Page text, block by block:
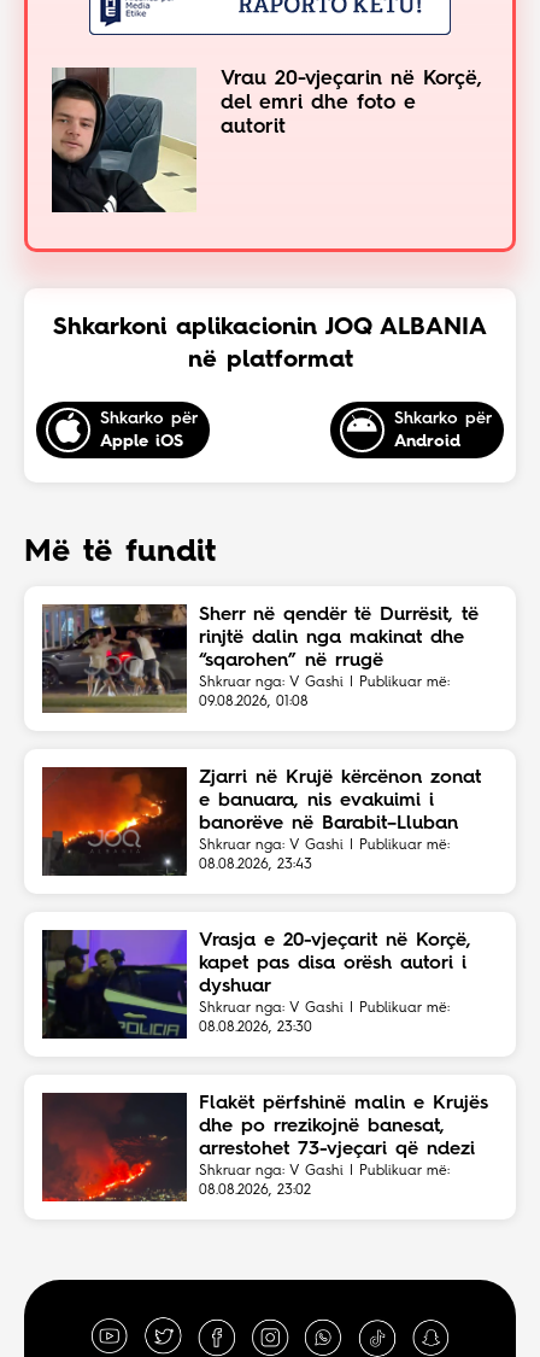
Vrau 20-vjeçarin në Korçë,
del emri dhe foto e
autorit
Shkarkoni aplikacionin JOQ ALBANIA
në platformat
Shkarko për
Apple iOS
Shkarko për
Android
Më të fundit
Sherr në qendër të Durrësit, të
rinjtë dalin nga makinat dhe
“sqarohen” në rrugë
Shkruar nga: V Gashi | Publikuar më:
09.08.2026, 01:08
Zjarri në Krujë kërcënon zonat
e banuara, nis evakuimi i
banorëve në Barabit–Lluban
Shkruar nga: V Gashi | Publikuar më:
08.08.2026, 23:43
Vrasja e 20-vjeçarit në Korçë,
kapet pas disa orësh autori i
dyshuar
Shkruar nga: V Gashi | Publikuar më:
08.08.2026, 23:30
Flakët përfshinë malin e Krujës
dhe po rrezikojnë banesat,
arrestohet 73-vjeçari që ndezi
zjarrin për të djegur barin
Shkruar nga: V Gashi | Publikuar më:
08.08.2026, 23:02